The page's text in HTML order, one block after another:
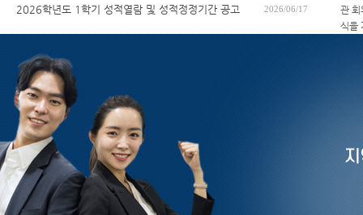
2026학년도 1학기 성적열람 및 성적정정기간 공고 2026/06/17
관 회
식을